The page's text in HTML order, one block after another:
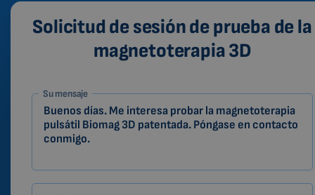
Solicitud de sesión de prueba de la
magnetoterapia 3D
1-
ES
Zákazník
Su mensaje